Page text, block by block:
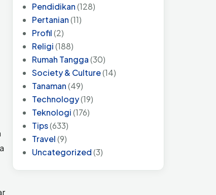
Pendidikan(128)
Pertanian(11)
Profil(2)
Religi(188)
Rumah Tangga(30)
Society & Culture(14)
Tanaman(49)
Technology(19)
Teknologi(176)
Tips(633)
Travel(9)
Uncategorized(3)